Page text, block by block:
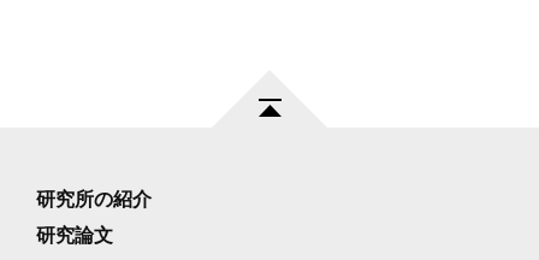
研究所の紹介
研究論文